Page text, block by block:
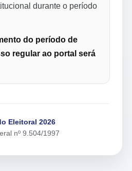
durante o período
do período de
regular ao portal será
Eleitoral 2026
nº 9.504/1997